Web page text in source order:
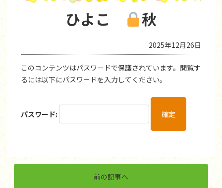
ひよこ 秋
2025年12月26日
このコンテンツはパスワードで保護されています。閲覧す
るには以下にパスワードを入力してください。
パスワード:
前の記事へ